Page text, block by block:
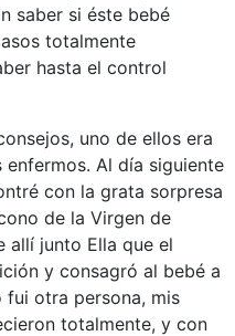
saber si éste bebé
totalmente
hasta el control
uno de ellos era
Al día siguiente
con la grata sorpresa
de la Virgen de
allí junto Ella que el
y consagró al bebé a
fui otra persona, mis
totalmente, y con